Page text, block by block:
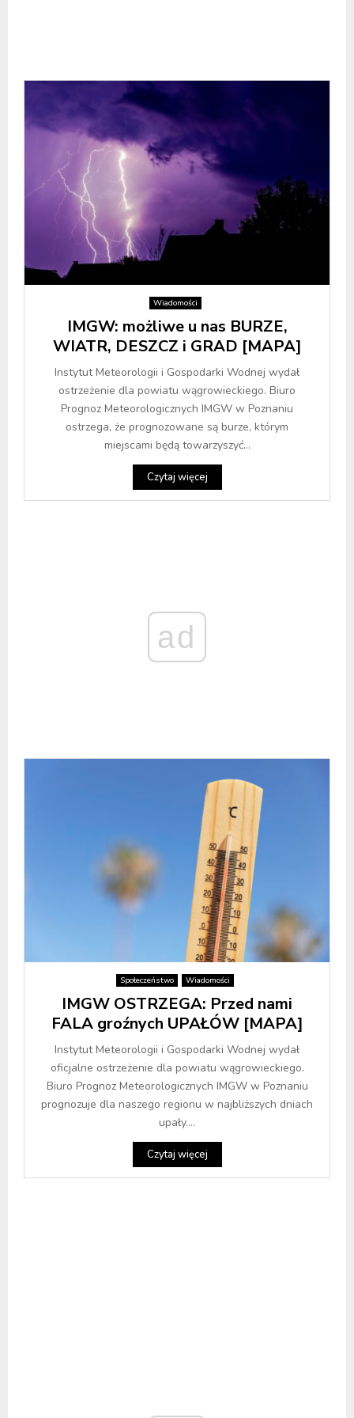
Wiadomości
IMGW: możliwe u nas BURZE,
WIATR, DESZCZ i GRAD [MAPA]
Instytut Meteorologii i Gospodarki Wodnej wydał
ostrzeżenie dla powiatu wągrowieckiego. Biuro
Prognoz Meteorologicznych IMGW w Poznaniu
ostrzega, że prognozowane są burze, którym
miejscami będą towarzyszyć...
Czytaj więcej
ad
Społeczeństwo Wiadomości
IMGW OSTRZEGA: Przed nami
FALA groźnych UPAŁÓW [MAPA]
Instytut Meteorologii i Gospodarki Wodnej wydał
oficjalne ostrzeżenie dla powiatu wągrowieckiego.
Biuro Prognoz Meteorologicznych IMGW w Poznaniu
prognozuje dla naszego regionu w najbliższych dniach
upały....
Czytaj więcej